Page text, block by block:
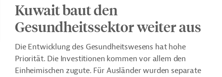
Kuwait baut den
Gesundheitssektor weiter aus
Die Entwicklung des Gesundheitswesens hat hohe
Priorität. Die Investitionen kommen vor allem den
Einheimischen zugute. Für Ausländer wurden separate